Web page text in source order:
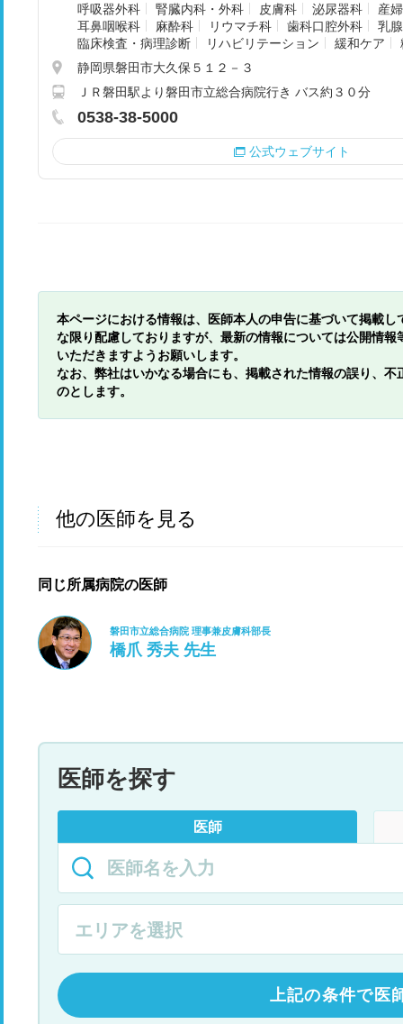
呼吸器外科
腎臓内科・外科 皮膚科 泌尿器科
産
耳鼻咽喉科
麻酔科 リウマチ科 歯科口腔外科
乳
臨床検査・病理診断
リハビリテーション 緩和ケア
静岡県磐田市大久保５１２－３
ＪＲ磐田駅より磐田市立総合病院行き バス約３０分
0538-38-5000
公式ウェブサイト
本ページにおける情報は、医師本人の申告に基づいて掲載
な限り配慮しておりますが、最新の情報については公開情
いただきますようお願いします。
なお、弊社はいかなる場合にも、掲載された情報の誤り、
のとします。
他の医師を見る
同じ所属病院の医師
磐田市立総合病院 理事兼皮膚科部長
橋爪 秀夫 先生
医師を探す
医師
上記の条件で医